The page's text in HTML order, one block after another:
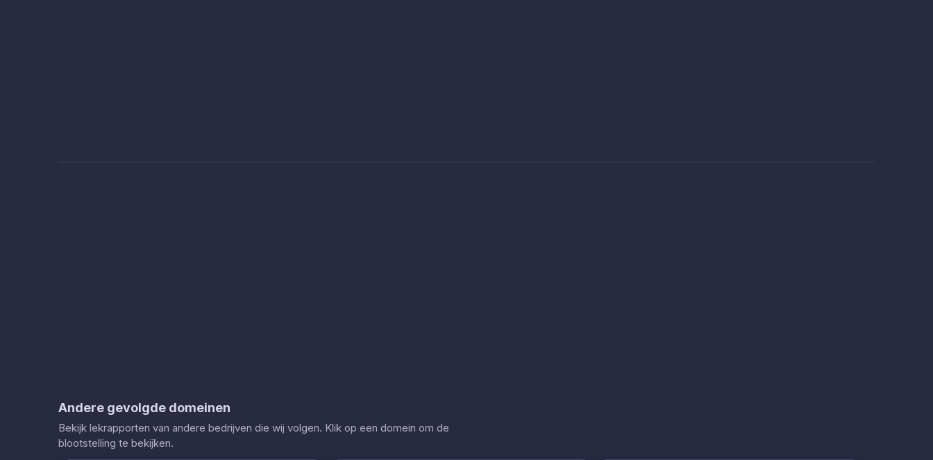
Andere gevolgde domeinen
Bekijk lekrapporten van andere bedrijven die wij volgen. Klik op een domein om de
blootstelling te bekijken.